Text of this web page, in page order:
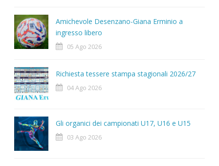
Amichevole Desenzano-Giana Erminio a
ingresso libero
05 Ago 2026
Richiesta tessere stampa stagionali 2026/27
04 Ago 2026
Gli organici dei campionati U17, U16 e U15
03 Ago 2026